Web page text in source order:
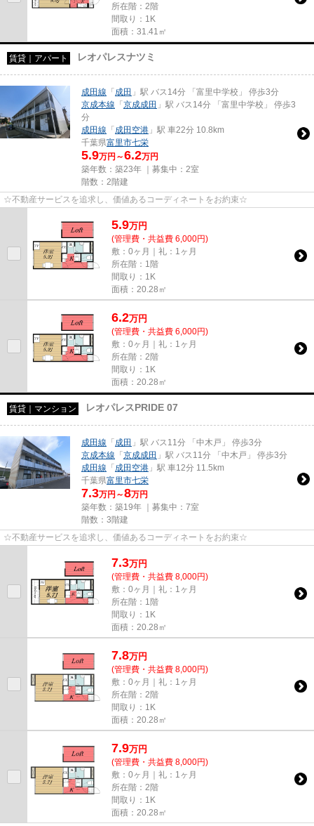
所在階：2階
間取り：1K
面積：31.41㎡
賃貸｜アパート レオパレスナツミ
成田線 「成田 」駅 バス14分 「富里中学校」 停歩3分
京成本線 「京成成田 」駅 バス14分 「富里中学校」 停歩3
分
成田線 「成田空港 」駅 車22分 10.8km
千葉県富里市七栄
5.9万円～6.2万円
築年数：築23年 ｜募集中： 2室
階数：2階建
☆不動産サービスを追求し、価値あるコーディネートをお約束☆
5.9万円
(管理費・共益費 6,000円)
敷：0ヶ月｜礼：1ヶ月
所在階：1階
間取り：1K
面積：20.28㎡
6.2万円
(管理費・共益費 6,000円)
敷：0ヶ月｜礼：1ヶ月
所在階：2階
間取り：1K
面積：20.28㎡
賃貸｜マンション レオパレスPRIDE 07
成田線 「成田 」駅 バス11分 「中木戸」 停歩3分
京成本線 「京成成田 」駅 バス11分 「中木戸」 停歩3分
成田線 「成田空港 」駅 車12分 11.5km
千葉県富里市七栄
7.3万円～8万円
築年数：築19年 ｜募集中： 7室
階数：3階建
☆不動産サービスを追求し、価値あるコーディネートをお約束☆
7.3万円
(管理費・共益費 8,000円)
敷：0ヶ月｜礼：1ヶ月
所在階：1階
間取り：1K
面積：20.28㎡
7.8万円
(管理費・共益費 8,000円)
敷：0ヶ月｜礼：1ヶ月
所在階：2階
間取り：1K
面積：20.28㎡
7.9万円
(管理費・共益費 8,000円)
敷：0ヶ月｜礼：1ヶ月
所在階：2階
間取り：1K
面積：20.28㎡